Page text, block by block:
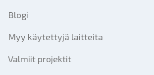
Blogi
Myy käytettyjä laitteita
Valmiit projektit